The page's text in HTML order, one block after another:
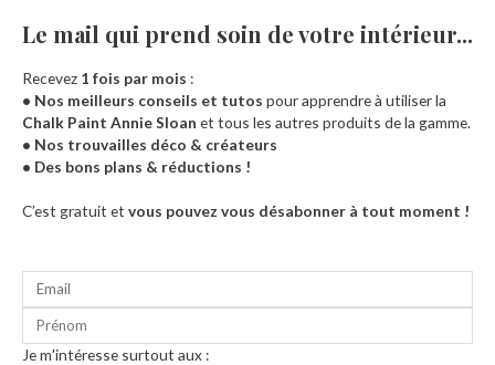
Accueil
Le mail qui prend soin de votre intérieur...​
Recevez 1 fois par mois :
• Nos meilleurs conseils et tutos pour apprendre à utiliser la
Chalk Paint Annie Sloan et tous les autres produits de la gamme.
• Nos trouvailles déco & créateurs
• Des bons plans & réductions !
C’est gratuit et vous pouvez vous désabonner à tout moment !
Je m'intéresse surtout aux :